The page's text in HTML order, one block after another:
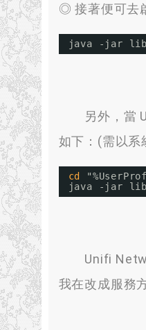
◎ 接著便可去
java -jar
另外，當
如下：(需以系
cd
java -jar
Unifi
我在改成服務